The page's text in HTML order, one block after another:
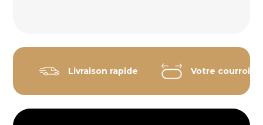
Livraison rapide Votre courroie